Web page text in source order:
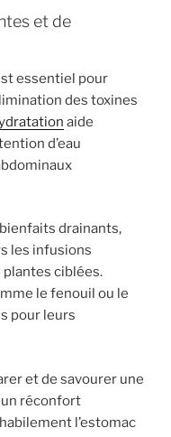
et de
essentiel pour
des toxines
aide
d’eau
drainants,
les infusions
ciblées.
le fenouil ou le
pour leurs
et de savourer une
réconfort
l’estomac